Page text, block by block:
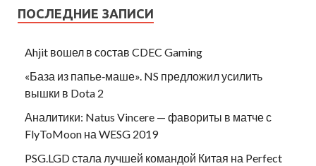
ПОСЛЕДНИЕ ЗАПИСИ
Ahjit вошел в состав CDEC Gaming
«База из папье‑маше». NS предложил усилить
вышки в Dota 2
Аналитики: Natus Vincere — фавориты в матче с
FlyToMoon на WESG 2019
PSG.LGD стала лучшей командой Китая на Perfect